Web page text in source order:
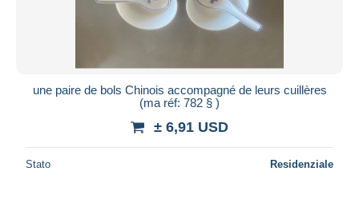
une paire de bols Chinois accompagné de leurs cuillères
(ma réf: 782 § )
± 6,91 USD
Stato Residenziale